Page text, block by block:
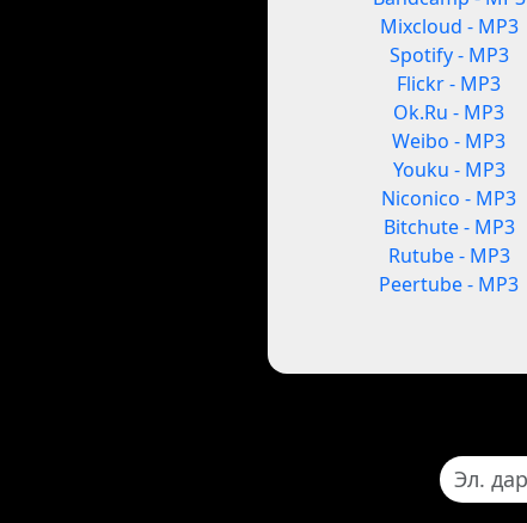
Mixcloud - MP3
Spotify - MP3
Flickr - MP3
Ok.Ru - MP3
Weibo - MP3
Youku - MP3
Niconico - MP3
Bitchute - MP3
Rutube - MP3
Peertube - MP3